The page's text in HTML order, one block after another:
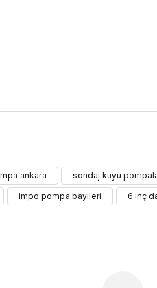
ankara sondaj kuyu
impo pompa bayileri 6 inç